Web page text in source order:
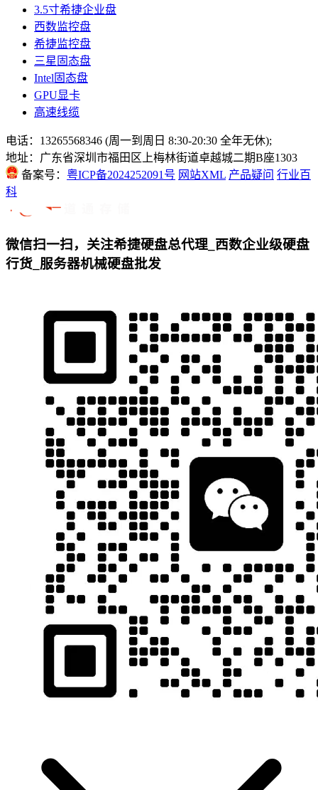
3.5寸希捷企业盘
西数监控盘
希捷监控盘
三星固态盘
Intel固态盘
GPU显卡
高速线缆
电话：13265568346 (周一到周日 8:30-20:30 全年无休);
地址：广东省深圳市福田区上梅林街道卓越城二期B座1303
备案号： 粤ICP备2024252091号 网站XML 产品疑问 行业百
科
微信扫一扫，关注希捷硬盘总代理_西数企业级硬盘
行货_服务器机械硬盘批发